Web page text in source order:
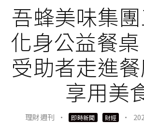
吾蜂美味集
化身公益餐
受助者走進
享用美
理財週刊 · 即時新聞 財經 ·